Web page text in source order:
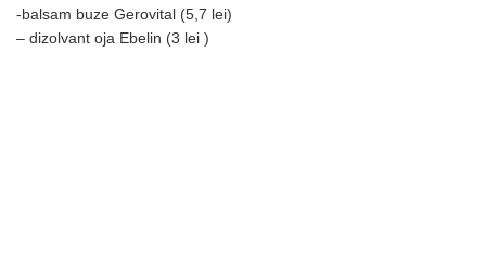
-balsam buze Gerovital (5,7 lei)
– dizolvant oja Ebelin (3 lei )